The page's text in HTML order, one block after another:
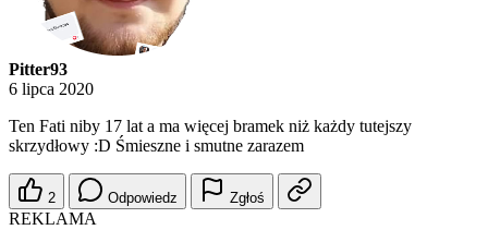
Pitter93
6 lipca 2020
Ten Fati niby 17 lat a ma więcej bramek niż każdy tutejszy
skrzydłowy :D Śmieszne i smutne zarazem
2 Odpowiedz Zgłoś
REKLAMA